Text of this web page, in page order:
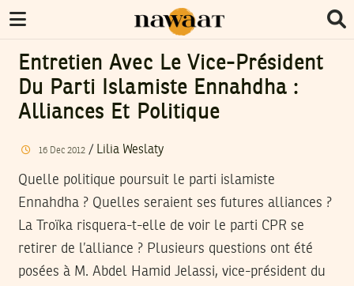
Entretien Avec Le Vice-Président
Du Parti Islamiste Ennahdha :
Alliances Et Politique
16 Dec 2012/ Lilia Weslaty
Quelle politique poursuit le parti islamiste
Ennahdha ? Quelles seraient ses futures alliances ?
La Troïka risquera-t-elle de voir le parti CPR se
retirer de l’alliance ? Plusieurs questions ont été
posées à M. Abdel Hamid Jelassi, vice-président du